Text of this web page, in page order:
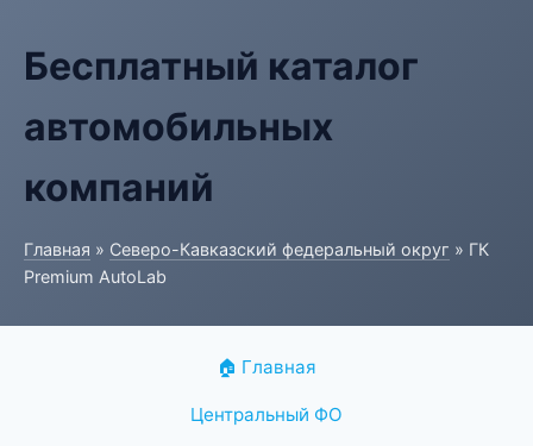
Бесплатный каталог
автомобильных
компаний
Главная » Северо-Кавказский федеральный округ » ГК
Premium AutoLab
🏠 Главная
Центральный ФО